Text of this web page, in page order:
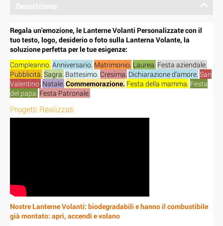
Descrizione
Regala un'emozione, le Lanterne Volanti Personalizzate conil
tuo testo, logo, desiderio o foto sulla Lanterna Volante, la
soluzione perfetta per le tue esigenze:
Compleanno. Anniversario. Matrimonio. Laurea. Festa aziendale.
Pubblicità. Sagra. Battesimo. Cresima. Dichiarazione d'amore. San
Valentino. Natale. Commemorazione. Festa della mamma. Festa
del papa. Festa Patronale.
Progetti Realizzati
Nostre Lanterne Volanti: biodegradabili e hanno il combustibile
già montato: apri, accendi e volano